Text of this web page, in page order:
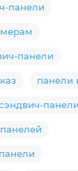
панели
панели
панели